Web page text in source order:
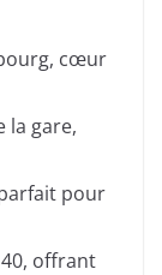
cœur
la gare,
pour
offrant